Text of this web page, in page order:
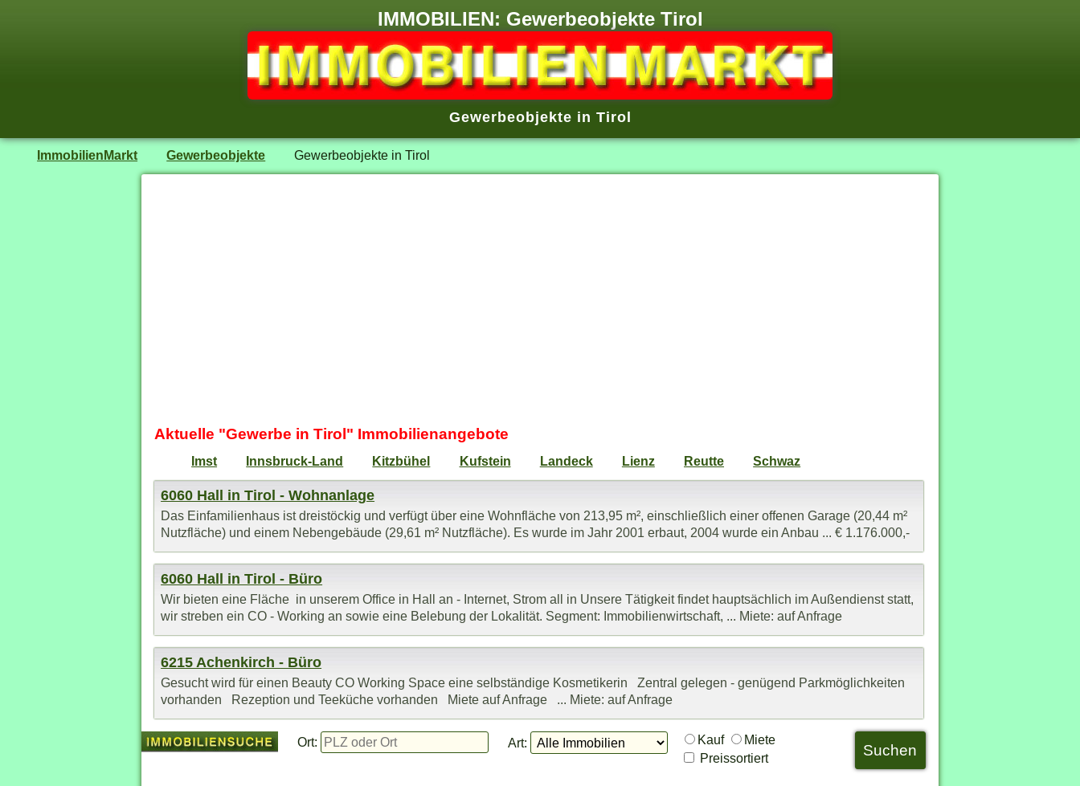
IMMOBILIEN: Gewerbeobjekte Tirol
Gewerbeobjekte in Tirol
ImmobilienMarkt Gewerbeobjekte Gewerbeobjekte in Tirol
Aktuelle "Gewerbe in Tirol" Immobilienangebote
Imst Innsbruck-Land Kitzbühel Kufstein Landeck Lienz Reutte Schwaz
6060 Hall in Tirol - Wohnanlage
Das Einfamilienhaus ist dreistöckig und verfügt über eine Wohnfläche von 213,95 m², einschließlich einer offenen Garage (20,44 m²
Nutzfläche) und einem Nebengebäude (29,61 m² Nutzfläche). Es wurde im Jahr 2001 erbaut, 2004 wurde ein Anbau ... € 1.176.000,-
6060 Hall in Tirol - Büro
Wir bieten eine Fläche in unserem Office in Hall an - Internet, Strom all in Unsere Tätigkeit findet hauptsächlich im Außendienst statt,
wir streben ein CO - Working an sowie eine Belebung der Lokalität. Segment: Immobilienwirtschaft, ... Miete: auf Anfrage
6215 Achenkirch - Büro
Gesucht wird für einen Beauty CO Working Space eine selbständige Kosmetikerin Zentral gelegen - genügend Parkmöglichkeiten
vorhanden Rezeption und Teeküche vorhanden Miete auf Anfrage ... Miete: auf Anfrage
Ort: Art: Kauf
Miete
Preissortiert